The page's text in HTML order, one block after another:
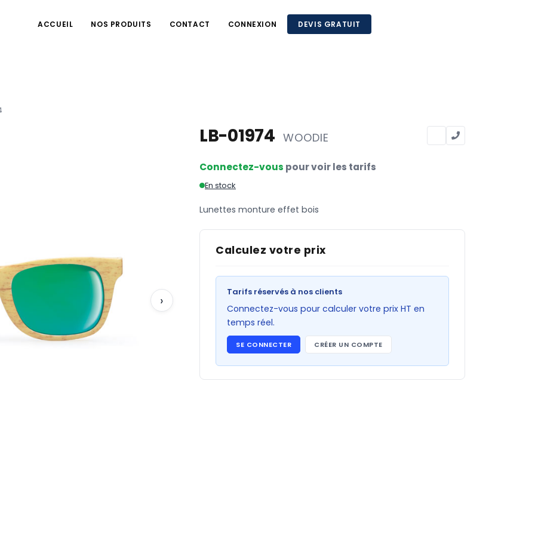
ACCUEIL NOS PRODUITS CONTACT CONNEXION DEVIS GRATUIT
›
LB-01974 WOODIE
Connectez-vous pour voir les tarifs
En stock
Lunettes monture effet bois
Calculez votre prix
Tarifs réservés à nos clients
Connectez-vous pour calculer votre prix HT en
temps réel.
SE CONNECTER CRÉER UN COMPTE